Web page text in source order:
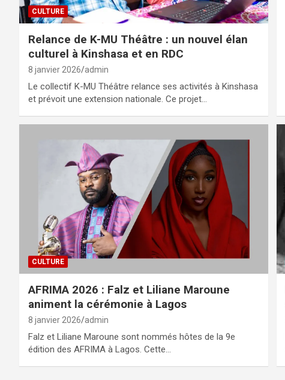
CULTURE
Relance de K-MU Théâtre : un nouvel élan
culturel à Kinshasa et en RDC
8 janvier 2026 admin
Le collectif K-MU Théâtre relance ses activités à Kinshasa
et prévoit une extension nationale. Ce projet…
CULTURE
AFRIMA 2026 : Falz et Liliane Maroune
animent la cérémonie à Lagos
8 janvier 2026 admin
Falz et Liliane Maroune sont nommés hôtes de la 9e
édition des AFRIMA à Lagos. Cette…